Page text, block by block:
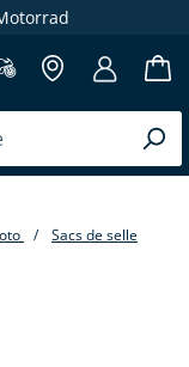
Sacs de selle